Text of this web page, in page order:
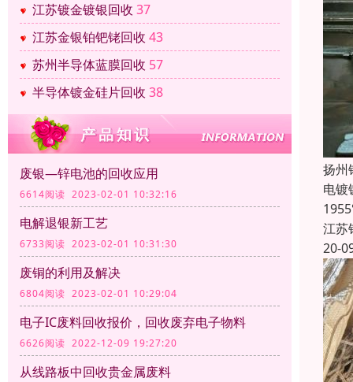
江苏镀金镀银回收 37
江苏金银铂钯铑回收 43
苏州半导体蓝膜回收 57
半导体镀金硅片回收 38
废银—锌电池的回收应用
6614阅读 2023-02-01 10:32:16
电解退银新工艺
6733阅读 2023-02-01 10:31:30
废铜的利用及解决
6804阅读 2023-02-01 10:29:04
电子IC废料回收报价，回收废弃电子物料
6626阅读 2022-12-09 19:27:20
从线路板中回收贵金属废料
扬州
电镀
江苏
20-